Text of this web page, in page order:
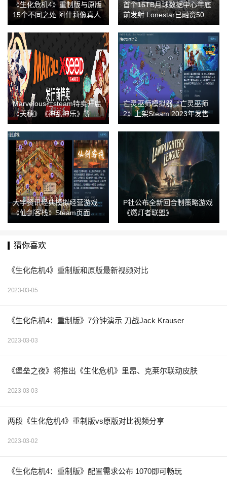
《生化危机4》重制版与原版
15个不同之处 阿什莉像真人
首个16TB月球数据中心年底
前发射 Lonestar已融资500
万美元
Marvelous社steam特卖开启
《天穗》《神乱神乐》等名
作在列
亡灵巫师模拟器《亡灵巫师
2》上架Steam 2023年发售
大宇资讯经典模拟经营游戏
《仙剑客栈》Steam页面上
线 3月30日发售
P社公布全新回合制策略游戏
《燃灯者联盟》
猜你喜欢
《生化危机4》重制版和原版最新视频对比
2023-03-05
《生化危机4：重制版》7分钟演示 刀战Jack Krauser
2023-03-03
《堡垒之夜》将推出《生化危机》里昂、克莱尔联动皮肤
2023-03-03
两段《生化危机4》重制版vs原版对比视频分享
2023-03-02
《生化危机4：重制版》配置需求公布 1070即可畅玩